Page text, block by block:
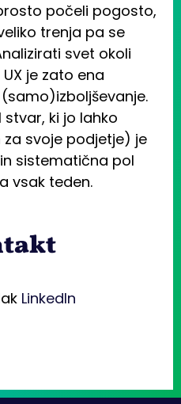
počeli pogosto,
trenja pa se
svet okoli
je zato ena
ki jo lahko
svoje podjetje) je
sistematična pol
vsak teden.
LinkedIn